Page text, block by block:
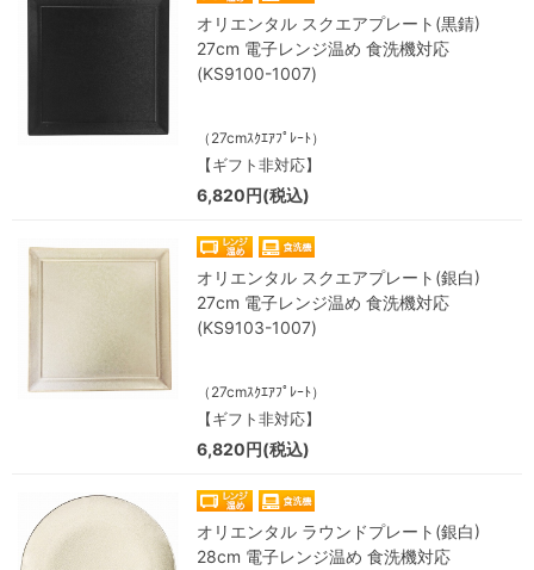
オリエンタル スクエアプレート(黒錆)
27cm 電子レンジ温め 食洗機対応
(KS9100-1007)
（27cmｽｸｴｱﾌﾟﾚｰﾄ）
【ギフト非対応】
6,820円(税込)
オリエンタル スクエアプレート(銀白)
27cm 電子レンジ温め 食洗機対応
(KS9103-1007)
（27cmｽｸｴｱﾌﾟﾚｰﾄ）
【ギフト非対応】
6,820円(税込)
オリエンタル ラウンドプレート(銀白)
28cm 電子レンジ温め 食洗機対応